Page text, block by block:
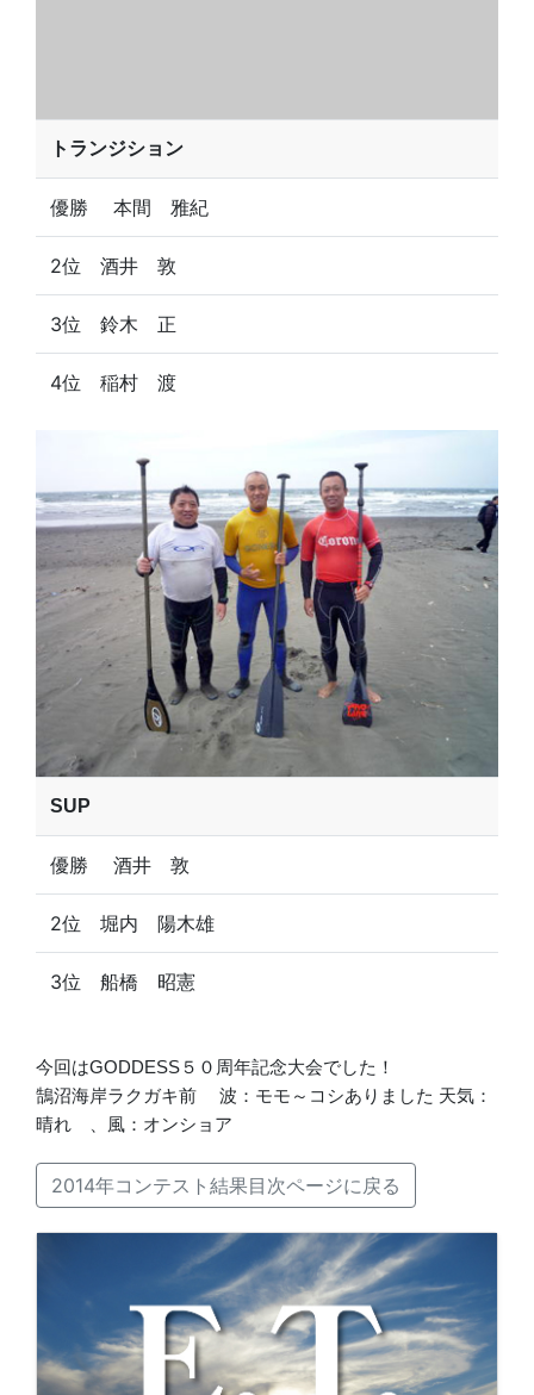
トランジション
優勝 本間 雅紀
2位 酒井 敦
3位 鈴木 正
4位 稲村 渡
SUP
優勝 酒井 敦
2位 堀内 陽木雄
3位 船橋 昭憲
今回はGODDESS５０周年記念大会でした！
鵠沼海岸ラクガキ前 波：モモ～コシありました 天気：
晴れ 、風：オンショア
2014年コンテスト結果目次ページに戻る